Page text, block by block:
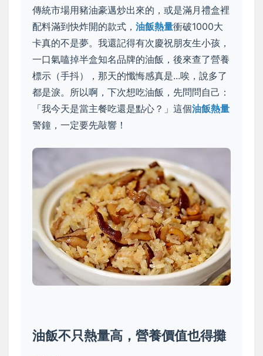
傳統市場用豬油豪邁炒出來的，或是滿月禮盒裡
配料滿到快炸開的款式， 油飯熱量衝破1000大
卡真的不是夢。我還記得有次慶祝朋友生小孩，
一口氣嗑掉半盒知名品牌的油飯，後來查了營養
標示（手抖），那天的懺悔感真是...唉，說多了
都是淚。所以啊，下次想吃油飯，先問問自己：
「我今天是當主餐吃還是點心？」這個油飯熱量
警鐘，一定要先敲響！
油飯不只熱量高，營養價值也得攤